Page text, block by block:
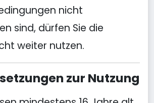
nicht
sind, dürfen Sie die
weiter nutzen.
zur Nutzung